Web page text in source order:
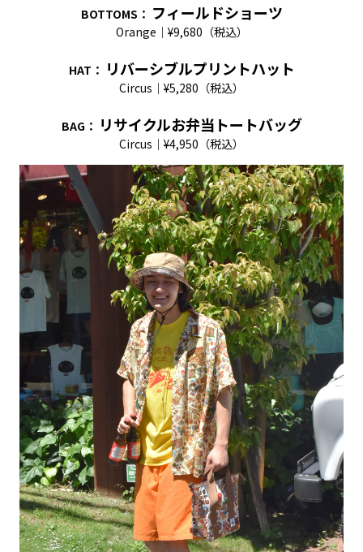
BOTTOMS ： フィールドショーツ
Orange｜¥9,680（税込）
HAT ： リバーシブルプリントハット
Circus｜¥5,280（税込）
BAG： リサイクルお弁当トートバッグ
Circus｜¥4,950（税込）